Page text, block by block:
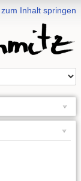
zum Inhalt springen